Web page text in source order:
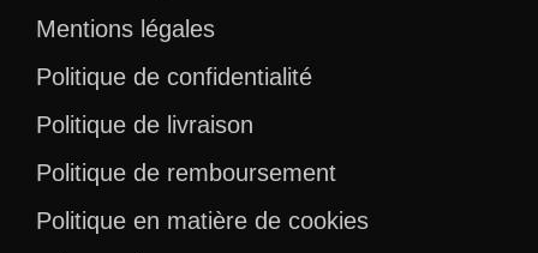
Mentions légales
Politique de confidentialité
Politique de livraison
Politique de remboursement
Politique en matière de cookies